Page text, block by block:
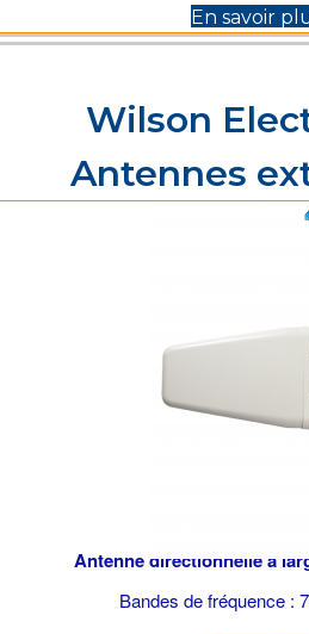
En savoir
Wilson
Antennes
Antenne directionnelle à
Bandes de fréquence :